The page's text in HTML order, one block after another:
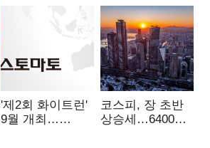
'제2회 화이트런'
9월 개최…
코스피, 장 초반
상승세…6400선